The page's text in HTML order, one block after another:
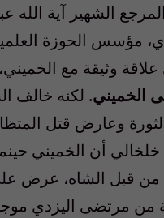
الشهير آية الله
مؤسس الحوزة
وثيقة مع
الخميني. لكنه خالف
وعارض قتل
أن الخميني
من قبل الشاه، عرض
من مرتضى اليزدي